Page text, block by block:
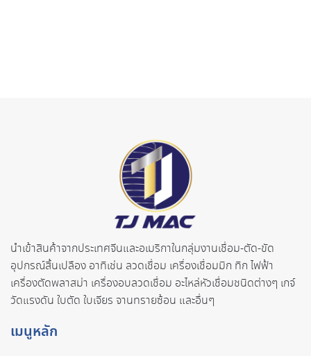
นำเข้าสินค้าจากประเทศจีนและอเมริกาในกลุ่มงานเชื่อม-ตัด-ขัด
อุปกรณ์สิ้นเปลือง อาทิเช่น ลวดเชื่อม เครื่องเชื่อมมิก ทิก ไฟฟ้า
เครื่องตัดพลาสม่า เครื่องอบลวดเชื่อม อะไหล่หัวเชื่อมชนิดต่างๆ เกจ์
วัดแรงดัน ใบตัด ใบเจียร จานทรายซ้อน และอื่นๆ
เมนูหลัก